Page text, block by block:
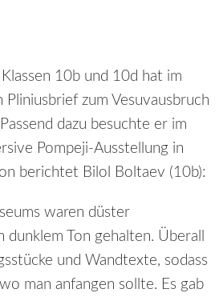
10b und 10d hat im
Pliniusbrief zum Vesuvausbruch
dazu besuchte er im
Pompeji-Ausstellung in
berichtet Bilol Boltaev (10b):
waren düster
Ton gehalten. Überall
und Wandtexte, sodass
man anfangen sollte. Es gab